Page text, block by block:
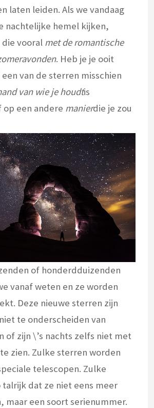
laten leiden. Als we vandaag
nachtelijke hemel kijken,
die vooral met de romantische
. Heb je je ooit
van de sterren misschien
van wie je houdtis
een andere manierdie je zou
of honderdduizenden
vanaf weten en ze worden
Deze nieuwe sterren zijn
te onderscheiden van
of zijn \’s nachts zelfs niet met
zien. Zulke sterren worden
telescopen. Zulke
dat ze niet eens meer
maar een soort serienummer.